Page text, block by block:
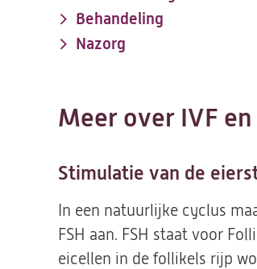
Behandeling
Nazorg
Meer over IVF en
Stimulatie van de
In een natuurlijke cyclus
FSH aan. FSH staat voor
eicellen in de follikels rijp